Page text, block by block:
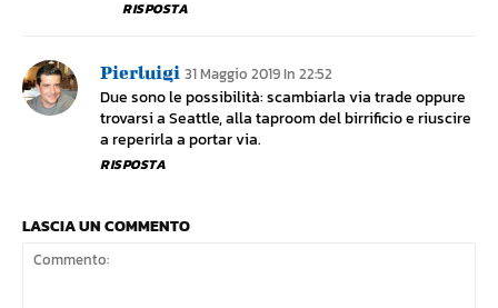
RISPOSTA
Pierluigi 31 Maggio 2019 In 22:52
Due sono le possibilità: scambiarla via trade oppure
trovarsi a Seattle, alla taproom del birrificio e riuscire
a reperirla a portar via.
RISPOSTA
LASCIA UN COMMENTO